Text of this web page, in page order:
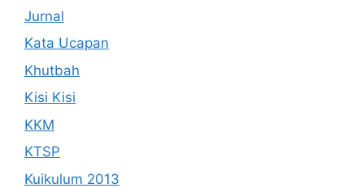
Jurnal
Kata Ucapan
Khutbah
Kisi Kisi
KKM
KTSP
Kuikulum 2013